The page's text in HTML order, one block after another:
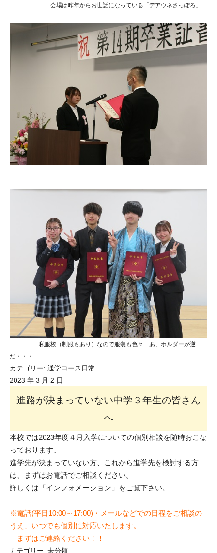
会場は昨年からお世話になっている「デアウネさっぽろ」
私服校（制服もあり）なので服装も色々 あ、ホルダーが逆
だ・・・
カテゴリー: 通学コース日常
2023 年 3 月 2 日
進路が決まっていない中学３年生の皆さん
へ
本校では2023年度４月入学についての個別相談を随時おこな
っております。
進学先が決まっていない方、これから進学先を検討する方
は、まずはお電話でご相談ください。
詳しくは「インフォメーション」をご覧下さい 。
※電話(平日10:00～17:00)・メールなどでの日程をご相談の
うえ、いつでも個別に対応いたします。
まずはご連絡ください！！
カテゴリー: 未分類